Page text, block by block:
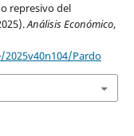
represivo del
Análisis Económico,
Pardo